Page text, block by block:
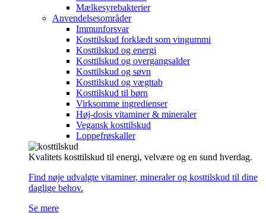
Mælkesyrebakterier
Anvendelsesområder
Immunforsvar
Kosttilskud forklædt som vingummi
Kosttilskud og energi
Kosttilskud og overgangsalder
Kosttilskud og søvn
Kosttilskud og vægttab
Kosttilskud til børn
Virksomme ingredienser
Høj-dosis vitaminer & mineraler
Vegansk kosttilskud
Loppefrøskaller
Kvalitets kosttilskud til energi, velvære og en sund hverdag.
Find nøje udvalgte vitaminer, mineraler og kosttilskud til dine
daglige behov.
Se mere